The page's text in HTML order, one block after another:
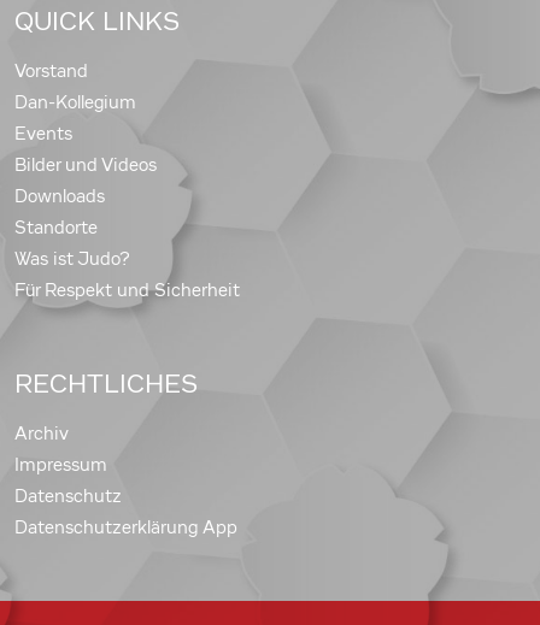
QUICK LINKS
Vorstand
Dan-Kollegium
Events
Bilder und Videos
Downloads
Standorte
Was ist Judo?
Für Respekt und Sicherheit
RECHTLICHES
Archiv
Impressum
Datenschutz
Datenschutzerklärung App